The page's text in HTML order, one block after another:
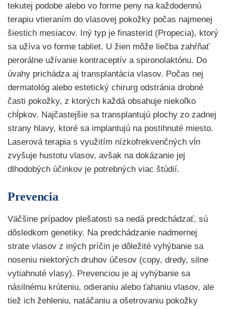
tekutej podobe alebo vo forme peny na každodennú
terapiu vtieraním do vlasovej pokožky počas najmenej
šiestich mesiacov. Iný typ je finasterid (Propecia), ktorý
sa užíva vo forme tabliet. U žien môže liečba zahŕňať
perorálne užívanie kontraceptív a spironolaktónu. Do
úvahy prichádza aj transplantácia vlasov. Počas nej
dermatológ alebo estetický chirurg odstránia drobné
časti pokožky, z ktorých každá obsahuje niekoľko
chĺpkov. Najčastejšie sa transplantujú plochy zo zadnej
strany hlavy, ktoré sa implantujú na postihnuté miesto.
Laserová terapia s využitím nízkofrekvenčných vĺn
zvyšuje hustotu vlasov, avšak na dokázanie jej
dlhodobých účinkov je potrebných viac štúdií.
Prevencia
Väčšine prípadov plešatosti sa nedá predchádzať, sú
dôsledkom genetiky. Na predchádzanie nadmernej
strate vlasov z iných príčin je dôležité vyhýbanie sa
noseniu niektorých druhov účesov (copy, dredy, silne
vytiahnuté vlasy). Prevenciou je aj vyhýbanie sa
násilnému krúteniu, odieraniu alebo ťahaniu vlasov, ale
tiež ich žehleniu, natáčaniu a ošetrovaniu pokožky